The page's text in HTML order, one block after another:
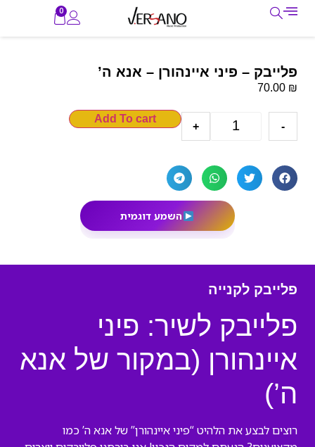
0
פלייבק – פיני איינהורן – אנא ה’
70.00 ₪
-
+
Add To cart
השמע דוגמית
פלייבק לקנייה
פלייבק לשיר: פיני
איינהורן (במקור של אנא
ה’)
רוצים לבצע את הלהיט “פיני איינהורן” של אנא ה’ כמו